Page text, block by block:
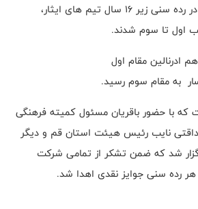
در این دوره از مسابقات در رده سنی زیر ۱۶ سال تیم های ایثار،
اول تا سوم شدند.
به مقام سوم رسید.
که با حضور باقریان مسئول کمیته فرهنگی
نایب رئیس هیئت استان قم و دیگر
شد که ضمن تشکر از تمامی شرکت
هر رده سنی جوایز نقدی اهدا شد.